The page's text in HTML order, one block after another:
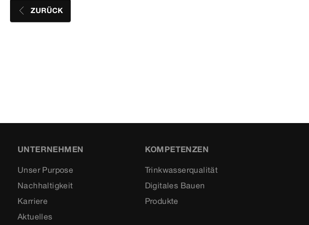
ZURÜCK
UNTERNEHMEN
Unser Purpose
Nachhaltigkeit
Karriere
Aktuelles
KOMPETENZEN
Trinkwasserqualität
Digitales Bauen
Produkte